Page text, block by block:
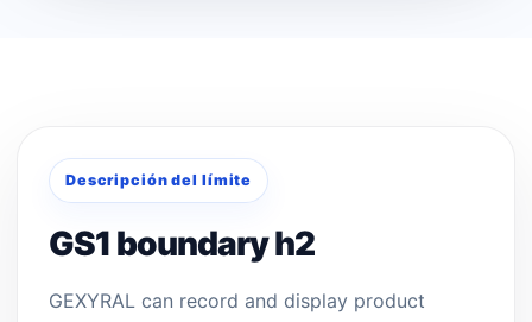
Descripción del límite
GS1 boundary h2
GEXYRAL can record and display product